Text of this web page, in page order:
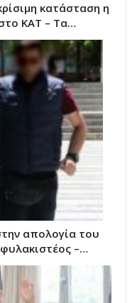
κατάσταση η
ΚΑΤ – Τα…
απολογία του
–…